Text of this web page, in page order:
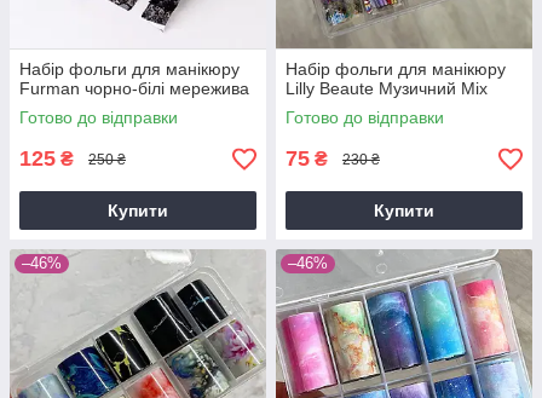
Набір фольги для манікюру
Furman чорно-білі мережива
Готово до відправки
125 ₴ 250 ₴
Купити
Набір фольги для манікюру
Lilly Beaute Музичний Mix
Готово до відправки
75 ₴ 230 ₴
Купити
–46% –46%